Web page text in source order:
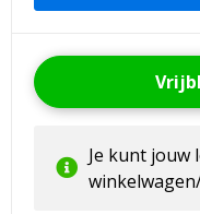
Je kunt jouw